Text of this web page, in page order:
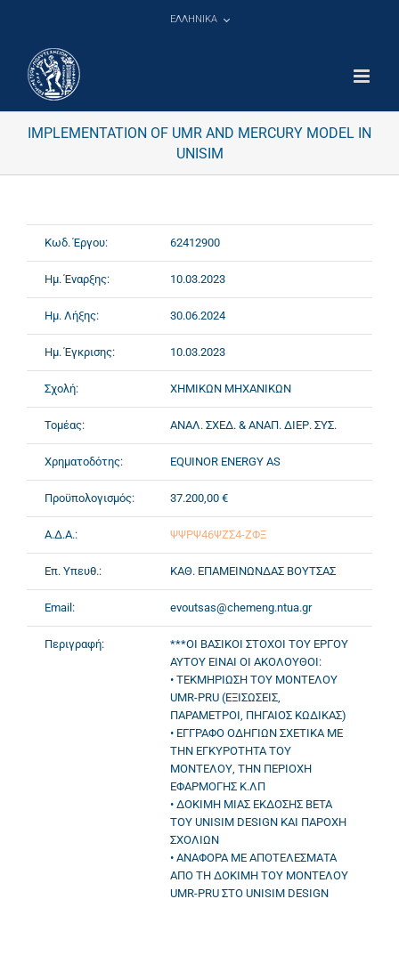
ΕΛΛΗΝΙΚΑ
IMPLEMENTATION OF UMR AND MERCURY MODEL IN
UNISIM
Κωδ. Έργου: 62412900
Ημ. Έναρξης: 10.03.2023
Ημ. Λήξης: 30.06.2024
Ημ. Έγκρισης: 10.03.2023
Σχολή: ΧΗΜΙΚΩΝ ΜΗΧΑΝΙΚΩΝ
Τομέας: ΑΝΑΛ. ΣΧΕΔ. & ΑΝΑΠ. ΔΙΕΡ. ΣΥΣ.
Χρηματοδότης: EQUINOR ENERGY AS
Προϋπολογισμός: 37.200,00 €
Α.Δ.Α.: ΨΨΡΨ46ΨΖΣ4-ΖΦΞ
Επ. Υπευθ.: ΚΑΘ. ΕΠΑΜΕΙΝΩΝΔΑΣ ΒΟΥΤΣΑΣ
Email: evoutsas@chemeng.ntua.gr
Περιγραφή:
***ΟΙ ΒΑΣΙΚΟΙ ΣΤΟΧΟΙ ΤΟΥ ΕΡΓΟΥ
ΑΥΤΟΥ ΕΙΝΑΙ ΟΙ ΑΚΟΛΟΥΘΟΙ:
• ΤΕΚΜΗΡΙΩΣΗ ΤΟΥ ΜΟΝΤΕΛΟΥ
UMR-PRU (ΕΞΙΣΩΣΕΙΣ,
ΠΑΡΑΜΕΤΡΟΙ, ΠΗΓΑΙΟΣ ΚΩΔΙΚΑΣ)
• ΕΓΓΡΑΦΟ ΟΔΗΓΙΩΝ ΣΧΕΤΙΚΑ ΜΕ
ΤΗΝ ΕΓΚΥΡΟΤΗΤΑ ΤΟΥ
ΜΟΝΤΕΛΟΥ, ΤΗΝ ΠΕΡΙΟΧΗ
ΕΦΑΡΜΟΓΗΣ Κ.ΛΠ
• ΔΟΚΙΜΗ ΜΙΑΣ ΕΚΔΟΣΗΣ BETA
ΤΟΥ UNISIM DESIGN ΚΑΙ ΠΑΡΟΧΗ
ΣΧΟΛΙΩΝ
• ΑΝΑΦΟΡΑ ΜΕ ΑΠΟΤΕΛΕΣΜΑΤΑ
ΑΠΟ ΤΗ ΔΟΚΙΜΗ ΤΟΥ ΜΟΝΤΕΛΟΥ
UMR-PRU ΣΤΟ UNISIM DESIGN